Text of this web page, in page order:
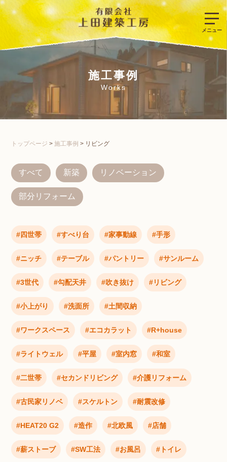
施工事例
Works
トップページ >施工事例 > リビング
すべて 新築 リノベーション
部分リフォーム
四世帯 すべり台 家事動線 手形
ニッチ テーブル パントリー サンルーム
3世代 勾配天井 吹き抜け リビング
小上がり 洗面所 土間収納
ワークスペース エコカラット R+house
ライトウェル 平屋 室内窓 和室
二世帯 セカンドリビング 介護リフォーム
古民家リノベ スケルトン 耐震改修
HEAT20 G2 造作 北欧風 店舗
薪ストーブ SW工法 お風呂 トイレ